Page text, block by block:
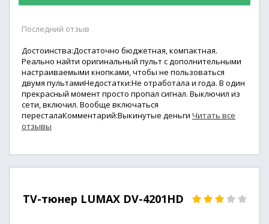
Последний отзыв
Достоинства:Достаточно бюджетная, компактная.
Реально найти оригинальный пульт с дополнительными
настраиваемыми кнопками, чтобы не пользоваться
двумя пультамиНедостатки:Не отработала и года. В один
прекрасный момент просто пропал сигнал. Выключил из
сети, включил. Вообще включаться
пересталаКомментарий:Выкинутые деньги Читать все
отзывы
TV-тюнер LUMAX DV-4201HD